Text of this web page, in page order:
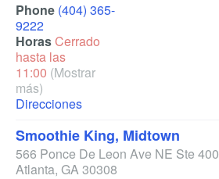
Phone (404) 365-
9222
HorasCerrado
hasta las
11:00 (Mostrar
más)
Direcciones
Smoothie King, Midtown
566 Ponce De Leon Ave NE Ste 400
Atlanta, GA30308